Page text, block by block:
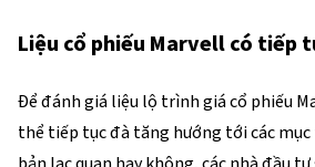
Liệu cổ phiếu Marvell có tiếp
Để đánh giá liệu lộ trình giá cổ phiếu
thể tiếp tục đà tăng hướng tới các